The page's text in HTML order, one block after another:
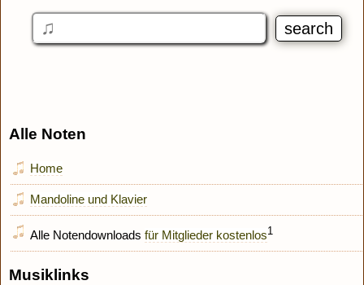
Alle Noten
Home
Mandoline und Klavier
Alle Notendownloads für Mitglieder kostenlos1
Musiklinks